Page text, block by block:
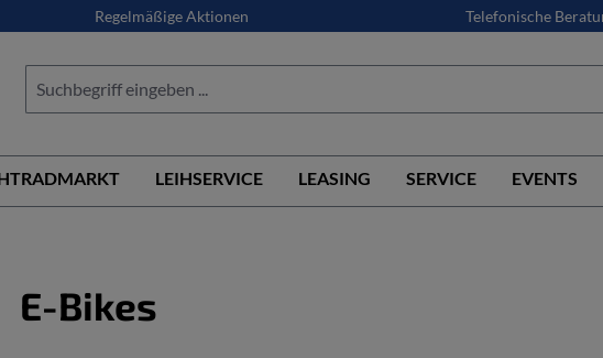
Regelmäßige Aktionen Telefonische
LEIHSERVICE LEASING SERVICE EVENTS
E-Bikes